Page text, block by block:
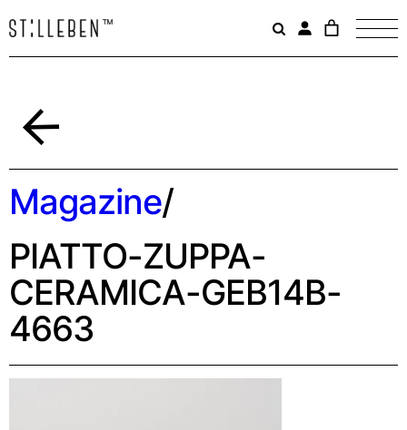
Il
è
Magazine/
PIATTO-ZUPPA-
CERAMICA-GEB14B-
4663